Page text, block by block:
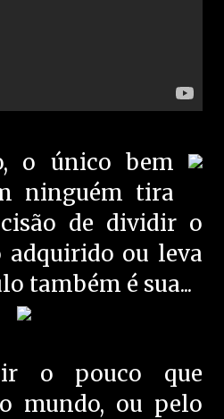
o único bem
ninguém tira
de dividir o
adquirido ou leva
também é sua...
o pouco que
mundo, ou pelo